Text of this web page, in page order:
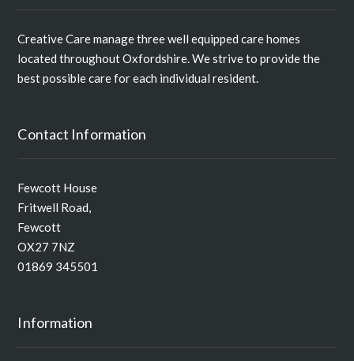
Creative Care manage three well equipped care homes
located throughout Oxfordshire. We strive to provide the
best possible care for each individual resident.
Contact Information
Fewcott House
Fritwell Road,
Fewcott
OX27 7NZ
01869 345501
Information